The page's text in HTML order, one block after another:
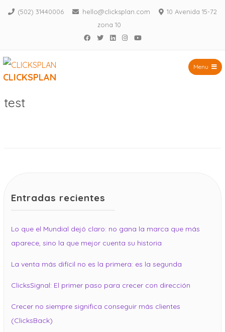
al
(502) 31440006 hello@clicksplan.com
10 Avenida 15-72
zona 10
Facebook
TwitterLinkedIn
InstagramYouTube
CLICKSPLAN
Menu
test
Entradas recientes
Lo que el Mundial dejó claro: no gana la marca que más
aparece, sino la que mejor cuenta su historia
La venta más difícil no es la primera: es la segunda
ClicksSignal: El primer paso para crecer con dirección
Crecer no siempre significa conseguir más clientes
(ClicksBack)